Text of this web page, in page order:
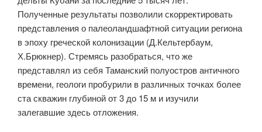
Полученные результаты позволили скорректировать
представления о палеоландшафтной ситуации региона
в эпоху греческой колонизации (Д.Кельтербаум,
Х.Брюкнер). Стремясь разобраться, что же
представлял из себя Таманский полуостров античного
времени, геологи пробурили в различных точках более
ста скважин глубиной от 3 до 15 м и изучили
залегавшие здесь отложения.